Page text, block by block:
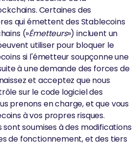
Certaines des
qui émettent des Stablecoins
(»Émetteurs») incluent un
utiliser pour bloquer le
si l'émetteur soupçonne une
à une demande des forces de
et acceptez que nous
sur le code logiciel des
prenons en charge, et que vous
à vos propres risques.
sont soumises à des modifications
de fonctionnement, et des tiers